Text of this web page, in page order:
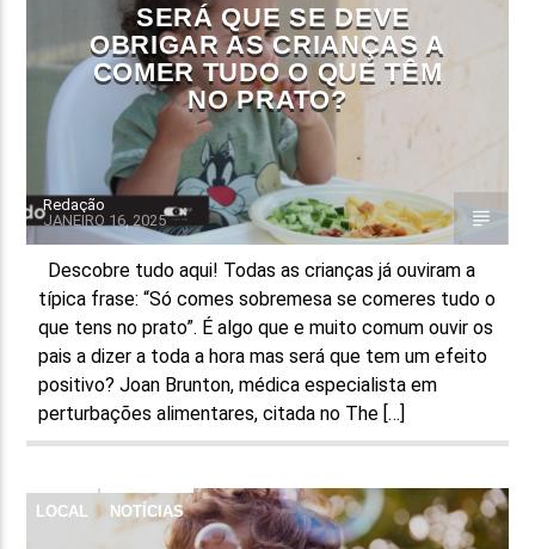
SERÁ QUE SE DEVE
OBRIGAR AS CRIANÇAS A
COMER TUDO O QUE TÊM
NO PRATO?
Redação
JANEIRO 16, 2025
Descobre tudo aqui! Todas as crianças já ouviram a
típica frase: “Só comes sobremesa se comeres tudo o
que tens no prato”. É algo que e muito comum ouvir os
pais a dizer a toda a hora mas será que tem um efeito
positivo? Joan Brunton, médica especialista em
perturbações alimentares, citada no The […]
LOCAL NOTÍCIAS